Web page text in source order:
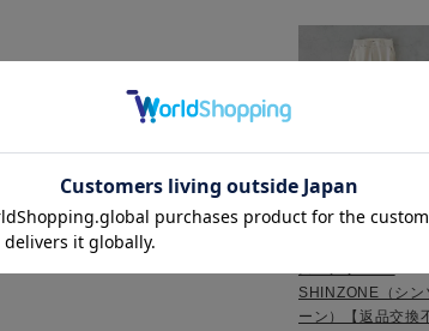
【SALE 35％OFF】
CENTER PRESS
SHINZONE（シン
ーン）【返品交換